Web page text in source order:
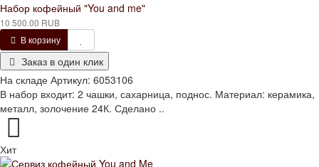
Набор кофейный "You and me"
10 500.00 RUB
В корзину
Заказ в один клик
На складе Артикул: 6053106
В набор входит: 2 чашки, сахарница, поднос. Материал: керамика,
металл, золочение 24К. Сделано ..
Хит